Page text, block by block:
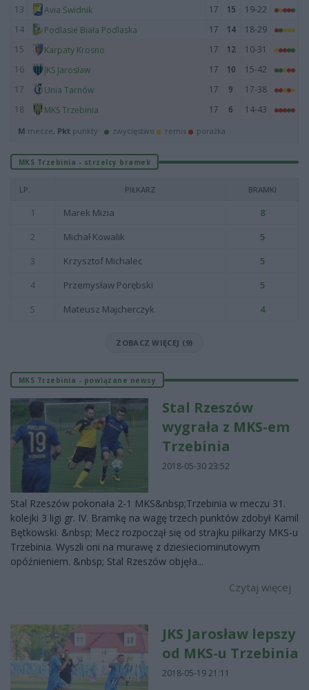
13
Avia Świdnik 17 15
19-22
14
Podlasie Biała Podlaska 17 14
18-29
15
Karpaty Krosno 17 12
10-31
16
JKS Jarosław 17 10
15-42
17
Unia Tarnów 17 9
17-38
18
MKS Trzebinia 17 6 14-43
M mecze, Pkt punkty · zwycięstwo remis porażka
MKS Trzebinia - strzelcy bramek
LP. PIŁKARZ BRAMKI
1 Marek Mizia
8
2
Michał Kowalik
5
3
Krzysztof Michalec
5
4
Przemysław Porębski
5
5
Mateusz Majcherczyk 4
ZOBACZ WIĘCEJ (9)
MKS Trzebinia - powiązane newsy
Stal Rzeszów
wygrała z MKS-em
Trzebinia
2018-05-30 23:52
Stal Rzeszów pokonała 2-1 MKS&nbsp;Trzebinia w meczu 31.
kolejki 3 ligi gr. IV. Bramkę na wagę trzech punktów zdobył Kamil
Bętkowski. &nbsp; Mecz rozpoczął się od strajku piłkarzy MKS-u
Trzebinia. Wyszli oni na murawę z dziesieciominutowym
opóźnieniem. &nbsp; Stal Rzeszów objęła...
Czytaj więcej
JKS Jarosław lepszy
od MKS-u Trzebinia
2018-05-19 21:11